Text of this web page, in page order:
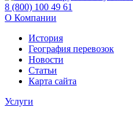
8 (800) 100 49 61
О Компании
История
География перевозок
Новости
Статьи
Карта сайта
Услуги